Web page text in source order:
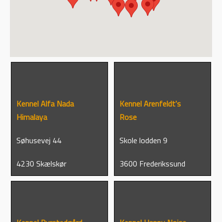
Kennel Alfa Nada
Himalaya
Søhusevej 44
4230 Skælskør
Kennel Arenfeldt's
Rose
Skole lodden 9
3600 Frederikssund